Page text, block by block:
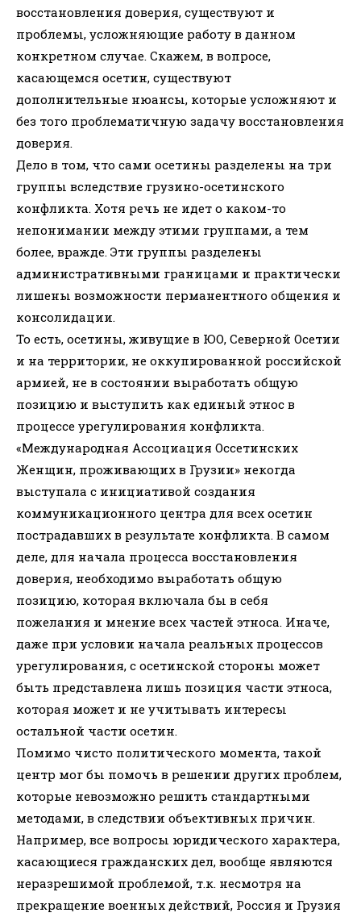
восстановления доверия, существуют и
проблемы, усложняющие работу в данном
конкретном случае. Скажем, в вопросе,
касающемся осетин, существуют
дополнительные нюансы, которые усложняют и
без того проблематичную задачу восстановления
доверия.
Дело в том, что сами осетины разделены на три
группы вследствие грузино-осетинского
конфликта. Хотя речь не идет о каком-то
непонимании между этими группами, а тем
более, вражде. Эти группы разделены
административными границами и практически
лишены возможности перманентного общения и
консолидации.
То есть, осетины, живущие в ЮО, Северной Осетии
и на территории, не оккупированной российской
армией, не в состоянии выработать общую
позицию и выступить как единый этнос в
процессе урегулирования конфликта.
«Международная Ассоциация Оссетинских
Женщин, проживающих в Грузии» некогда
выступала с инициативой создания
коммуникационного центра для всех осетин
пострадавших в результате конфликта. В самом
деле, для начала процесса восстановления
доверия, необходимо выработать общую
позицию, которая включала бы в себя
пожелания и мнение всех частей этноса. Иначе,
даже при условии начала реальных процессов
урегулирования, с осетинской стороны может
быть представлена лишь позиция части этноса,
которая может и не учитывать интересы
остальной части осетин.
Помимо чисто политического момента, такой
центр мог бы помочь в решении других проблем,
которые невозможно решить стандартными
методами, в следствии объективных причин.
Например, все вопросы юридического характера,
касающиеся гражданских дел, вообще являются
неразрешимой проблемой, т.к. несмотря на
прекращение военных действий, Россия и Грузия